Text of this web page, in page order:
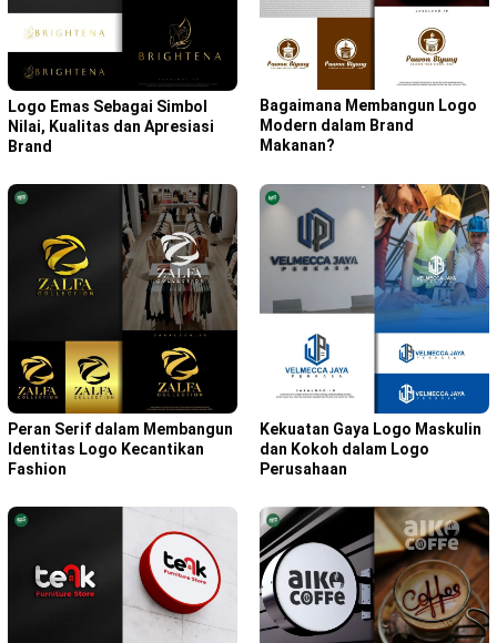
Logo Emas Sebagai Simbol
Nilai, Kualitas dan Apresiasi
Brand
Bagaimana Membangun Logo
Modern dalam Brand
Makanan?
Peran Serif dalam Membangun
Identitas Logo Kecantikan
Fashion
Kekuatan Gaya Logo Maskulin
dan Kokoh dalam Logo
Perusahaan